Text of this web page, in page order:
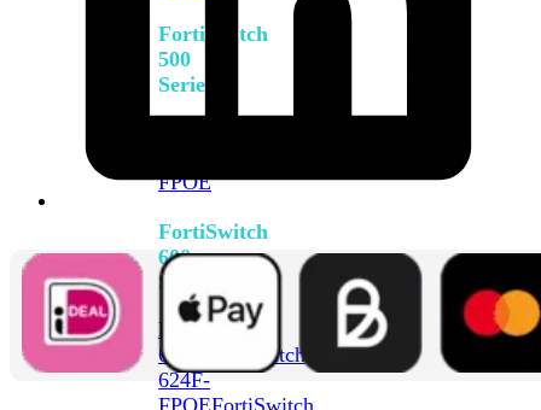
FortiSwitch
500
Series
FPOE
FortiSwitch
600
Series
FortiSwitch
624F
FortiSwitch
624F-
FPOEFortiSwitch